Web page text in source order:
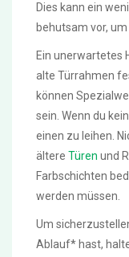
Dies kann ein
behutsam vor,
Ein unerwartetes
alte Türrahmen
können
sein. Wenn du
einen zu leihen.
ältere Türen und
Farbschichten
werden müssen.
Um
Ablauf* hast,